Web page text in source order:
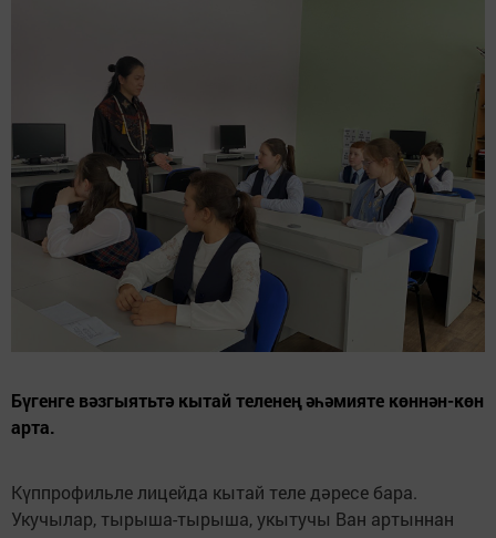
Бүгенге вәзгыятьтә кытай теленең әһәмияте көннән-көн
арта.
Күппрофильле лицейда кытай теле дәресе бара.
Укучылар, тырыша-тырыша, укытучы Ван артыннан